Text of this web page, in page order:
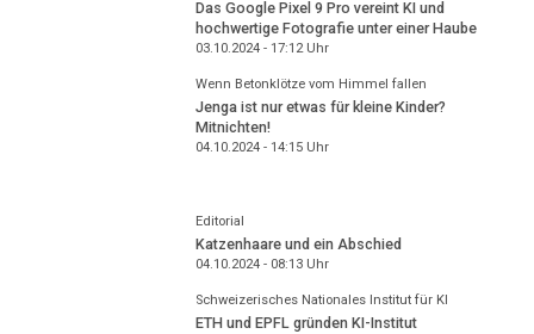
Das Google Pixel 9 Pro vereint KI und
hochwertige Fotografie unter einer Haube
03.10.2024 - 17:12Uhr
Wenn Betonklötze vom Himmel fallen
Jenga ist nur etwas für kleine Kinder?
Mitnichten!
04.10.2024 - 14:15Uhr
Editorial
Katzenhaare und ein Abschied
04.10.2024 - 08:13Uhr
Schweizerisches Nationales Institut für KI
ETH und EPFL gründen KI-Institut